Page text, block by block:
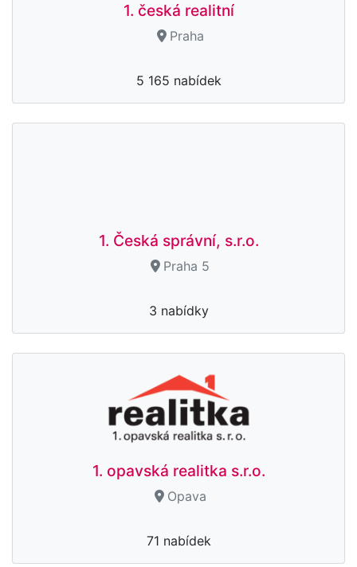
1. česká realitní
Praha
5 165 nabídek
1. Česká správní, s.r.o.
Praha 5
3 nabídky
1. opavská realitka s.r.o.
Opava
71 nabídek